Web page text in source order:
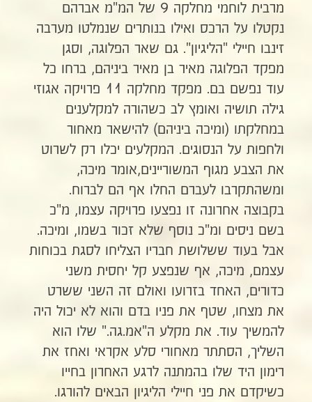
מרבית לוחמי מחלקה 9 של המ"מ אברהם
נקטלו על הרכס ואילו בנותרים שנמלטו מערבה
זינבו חיילי "הליגיון". גם שאר הפלוגה, וסגן
מפקד הפלוגה מאיר בן מאיר ביניהם, ברחו כל
עוד נפשם בם. מפקד מחלקה 11 פרויקה אגוזי
גילה תושיה ואומץ לב כשהורה למקלענים
במחלקתו (ומיכה ביניהם) להישאר מאחור
ולחפות על הנסוגים. המקלעים יכלו רק לשרוט
את הצבע מגוף המשוריינים,אומר מיכה,
ומשהתקרבו לעברם החלו אף הם לברוח.
בקבוצה אחרונה זו נפצעו פרויקה עצמו, מ"כ
בשם ניסים ומ"כ נוסף שלא זכור בשמו, ומיכה.
אבל בעוד ששלושת חבריו הצליחו לסגת בכוחות
עצמם, מיכה, אף שנפצע קל יחסית משני
כדורים, האחד בזרועו ואולם זה השני ששרט
את מצחו, שטף את פניו בדם והוא לא יכול היה
להמשיך עוד. את מקלע ה"אמ.גה." שלו הוא
השליך, הסתתר מאחורי סלע אקראי ואחז את
רימון היד שלו בהמתנה לרגע האחרון בחייו
כשיקדם את פני חיילי הליגיון הבאים להורגו.